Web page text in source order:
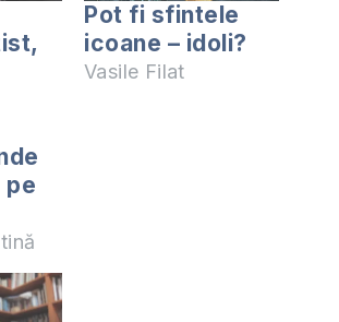
pe
Pot fi sfintele
icoane – idoli?
Vasile Filat